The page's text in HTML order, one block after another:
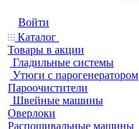
Войти
Каталог
Товары в акции
Гладильные системы
Утюги с парогенератором
Пароочистители
Швейные машины
Оверлоки
Распошивальные машины